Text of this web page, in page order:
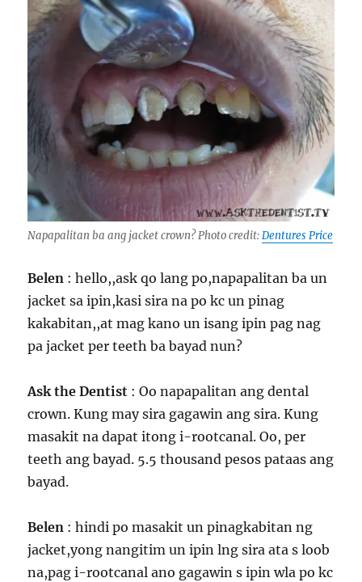
Napapalitan ba ang jacket crown? Photo credit:Dentures Price
Belen : hello,,ask qo lang po,napapalitan ba un
jacket sa ipin,kasi sira na po kc un pinag
kakabitan,,at mag kano un isang ipin pag nag
pa jacket per teeth ba bayad nun?
Ask the Dentist : Oo napapalitan ang dental
crown. Kung may sira gagawin ang sira. Kung
masakit na dapat itong i-rootcanal. Oo, per
teeth ang bayad. 5.5 thousand pesos pataas ang
bayad.
Belen : hindi po masakit un pinagkabitan ng
jacket,yong nangitim un ipin lng sira ata s loob
na,pag i-rootcanal ano gagawin s ipin wla po kc